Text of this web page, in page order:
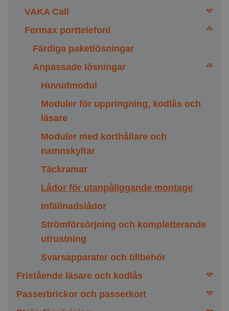
Läsartillbehör
Offline-lås
Dörrbladsläsare
Inomhus
Utomhus bredd 42mm
Utomhus bredd 53mm
Cylinderläsare
Inomhus
Utomhus
Hänglås
Tillbehör
Centraler
Moduler
Info- och bokningsskärm
VAKA Call
Gigaset
VAKA Call
Gigaset, Porttelefoni
Fermax porttelefoni
Färdiga paketlösningar
Anpassade lösningar
Huvudmodul
Moduler för uppringning, kodlås och
läsare
Moduler med korthållare och
namnskyltar
Täckramar
Lådor för utanpåliggande montage
Infällnadslådor
Strömförsörjning och kompletterande
utrustning
Svarsapparater och tillbehör
Fristående läsare och kodlås
Tillbehör, fristående läsare och kodlås
Passerbrickor och passerkort